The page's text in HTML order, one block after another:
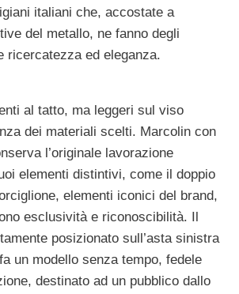
italiani che, accostate a
del metallo, ne fanno degli
ricercatezza ed eleganza.
al tatto, ma leggeri sul viso
dei materiali scelti. Marcolin con
l’originale lavorazione
elementi distintivi, come il doppio
elementi iconici del brand,
esclusività e riconoscibilità. Il
posizionato sull’asta sinistra
un modello senza tempo, fedele
destinato ad un pubblico dallo